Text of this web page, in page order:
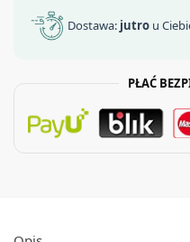
Dostawa: jutro u
PŁAĆ